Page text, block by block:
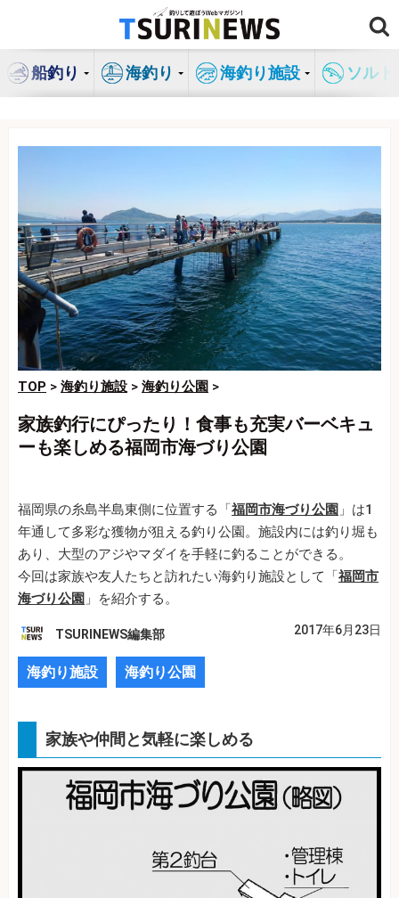
ン
船釣り 海釣り 海釣り施設 ソル
TOP > 海釣り施設 > 海釣り公園 >
家族釣行にぴったり！食事も充実バーベキュ
ーも楽しめる福岡市海づり公園
福岡県の糸島半島東側に位置する「 福岡市海づり公園 」は1
年通して多彩な獲物が狙える釣り公園。施設内には釣り堀も
あり、大型のアジやマダイを手軽に釣ることができる。
今回は家族や友人たちと訪れたい海釣り施設として「 福岡市
海づり公園 」を紹介する。
TSURINEWS編集部 2017年6月23日
海釣り施設 海釣り公園
家族や仲間と気軽に楽しめる